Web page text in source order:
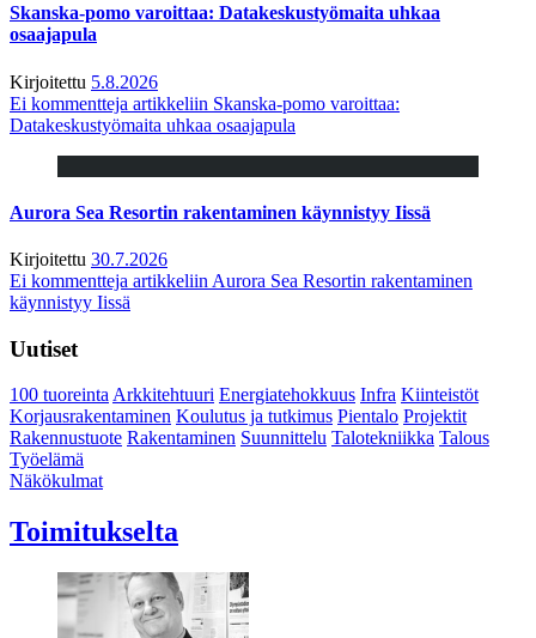
Skanska-pomo varoittaa: Datakeskustyömaita uhkaa
osaajapula
Kirjoitettu 5.8.2026
Ei kommentteja artikkeliin Skanska-pomo varoittaa:
Datakeskustyömaita uhkaa osaajapula
Aurora Sea Resortin rakentaminen käynnistyy Iissä
Kirjoitettu 30.7.2026
Ei kommentteja artikkeliin Aurora Sea Resortin rakentaminen
käynnistyy Iissä
Uutiset
100 tuoreintaArkkitehtuuri Energiatehokkuus Infra Kiinteistöt
Korjausrakentaminen Koulutus ja tutkimus Pientalo Projektit
Rakennustuote Rakentaminen Suunnittelu Talotekniikka Talous
Työelämä
Näkökulmat
Toimitukselta